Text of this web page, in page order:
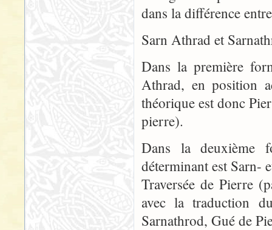
dans la différence
Sarn Athrad et
Dans la première
Athrad, en position
théorique est donc
pierre).
Dans la deuxième
déterminant est Sarn-
Traversée de Pierre
avec la traduction
Sarnathrod, Gué de